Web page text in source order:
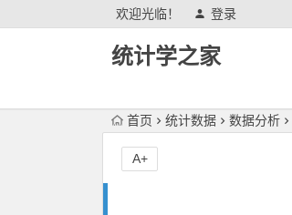
欢迎光临！ 登录
统计学之家
首页 统计数据 数据分析
A+